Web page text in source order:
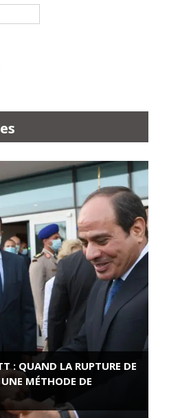
: QUAND LA RUPTURE DE
MÉTHODE DE